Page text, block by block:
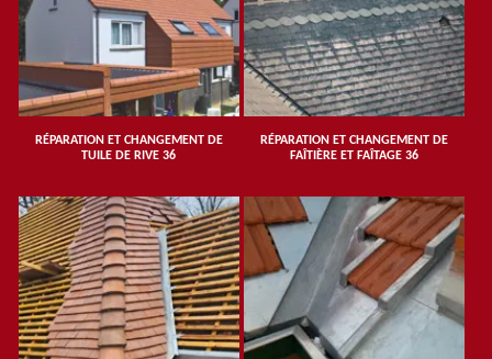
RÉPARATION ET CHANGEMENT DE
TUILE DE RIVE 36
RÉPARATION ET CHANGEMENT DE
FAÎTIÈRE ET FAÎTAGE 36